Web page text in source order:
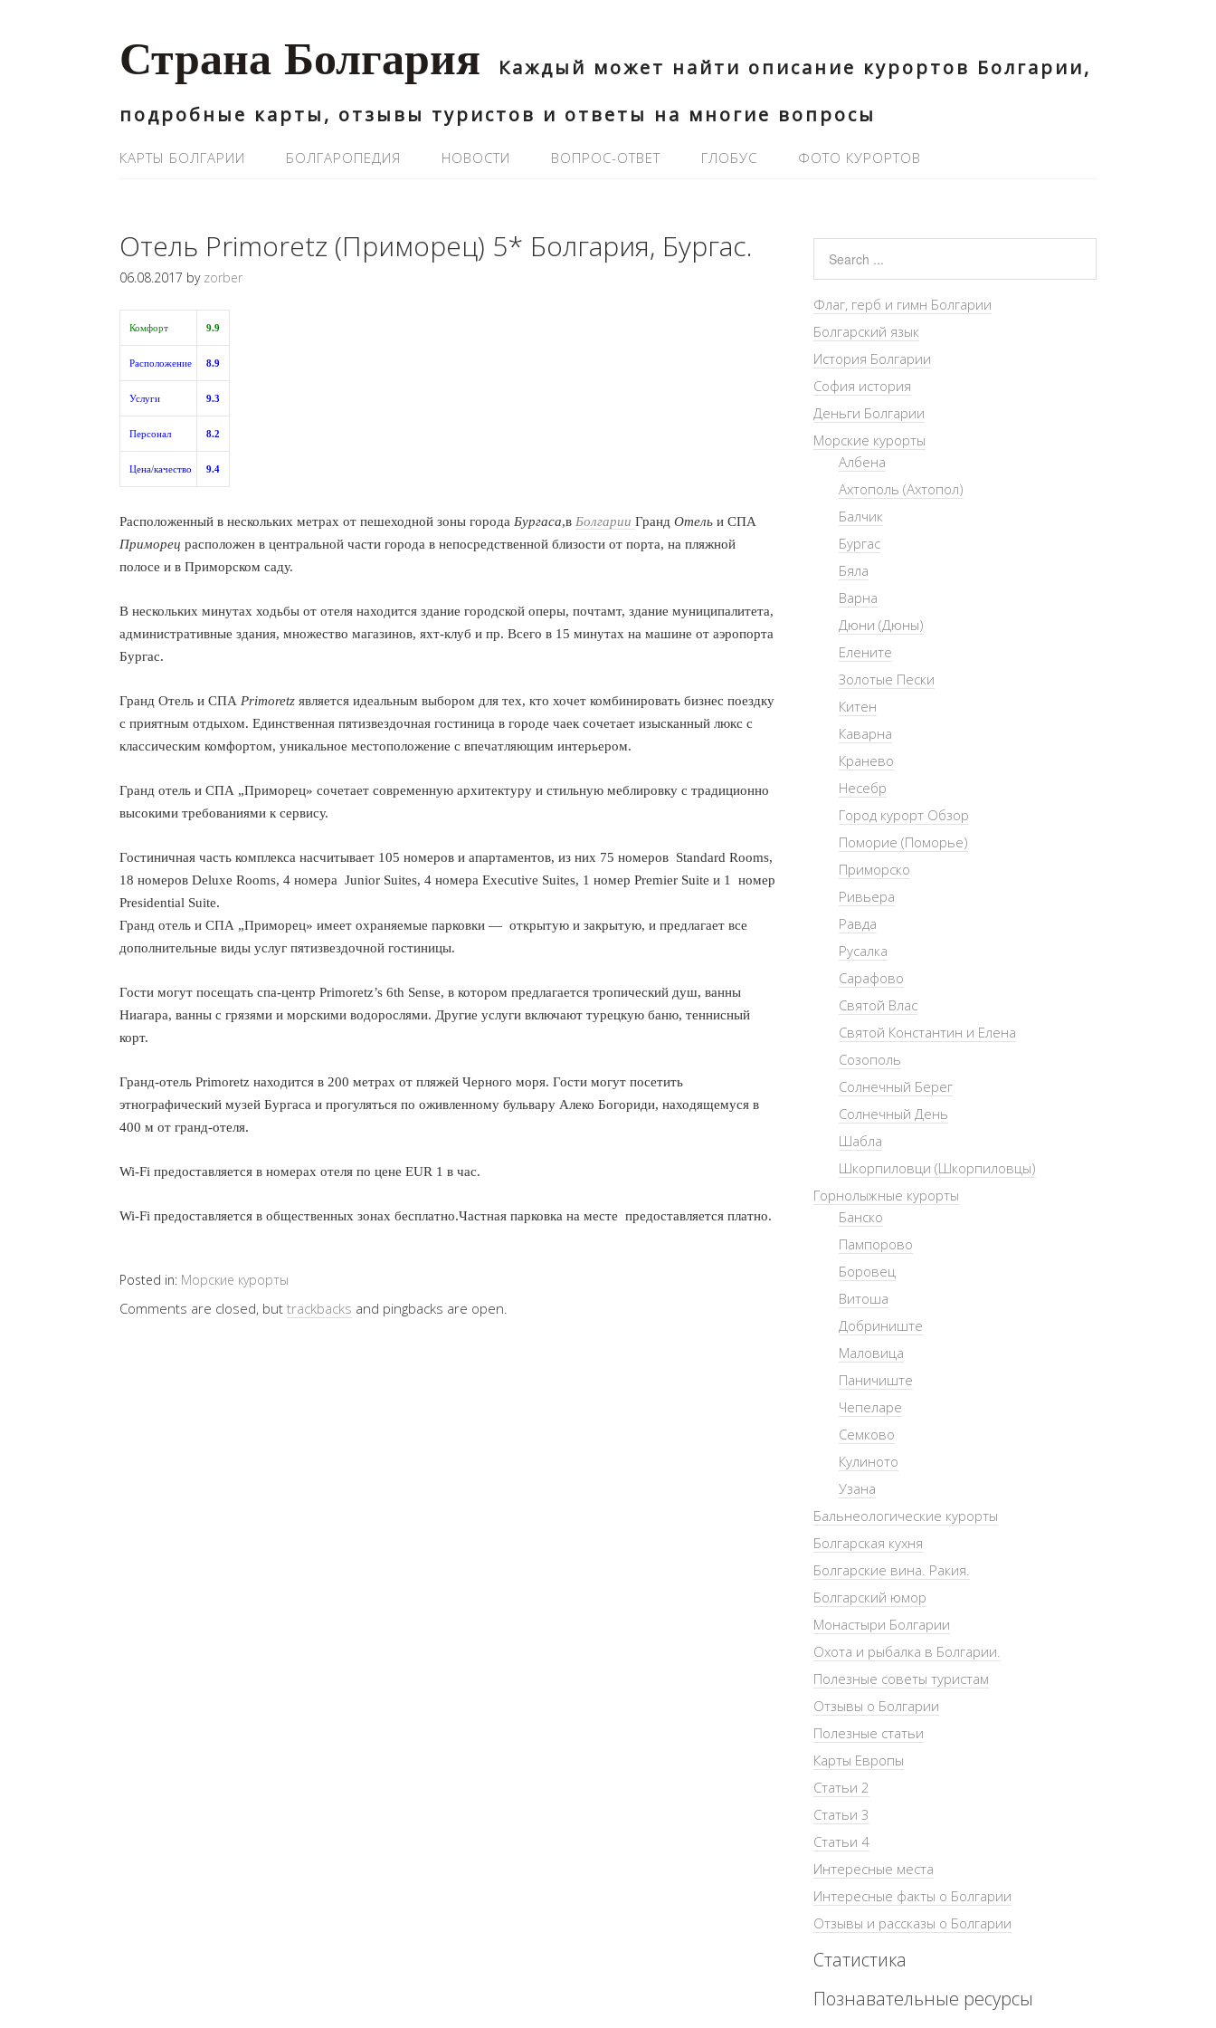
Страна Болгария
Каждый может найти описание курортов Болгарии,
подробные карты, отзывы туристов и ответы на многие вопросы
КАРТЫ БОЛГАРИИ БОЛГАРОПЕДИЯ НОВОСТИ ВОПРОС-ОТВЕТ ГЛОБУС ФОТО КУРОРТОВ
Отель Primoretz (Приморец) 5* Болгария, Бургас.
06.08.2017 by zorber
Комфорт 9.9
Расположение 8.9
Услуги 9.3
Персонал 8.2
Цена/качество 9.4
Расположенный в нескольких метрах от пешеходной зоны города Бургаса,в Болгарии Гранд Отель и СПА
Приморец расположен в центральной части города в непосредственной близости от порта, на пляжной
полосе и в Приморском саду.
В нескольких минутах ходьбы от отеля находится здание городской оперы, почтамт, здание муниципалитета,
административные здания, множество магазинов, яхт-клуб и пр. Всего в 15 минутах на машине от аэропорта
Бургас.
Гранд Отель и СПА Primoretz является идеальным выбором для тех, кто хочет комбинировать бизнес поездку
с приятным отдыхом. Единственная пятизвездочная гостиница в городе чаек сочетает изысканный люкс с
классическим комфортом, уникальное местоположение с впечатляющим интерьером.
Гранд отель и СПА „Приморец» сочетает современную архитектуру и стильную меблировку с традиционно
высокими требованиями к сервису.
Гостиничная часть комплекса насчитывает 105 номеров и апартаментов, из них 75 номеров Standard Rooms,
18 номеров Deluxe Rooms, 4 номера Junior Suites, 4 номера Executive Suites, 1 номер Premier Suite и 1 номер
Presidential Suite.
Гранд отель и СПА „Приморец» имеет охраняемые парковки — открытую и закрытую, и предлагает все
дополнительные виды услуг пятизвездочной гостиницы.
Гости могут посещать спа-центр Primoretz’s 6th Sense, в котором предлагается тропический душ, ванны
Ниагара, ванны с грязями и морскими водорослями. Другие услуги включают турецкую баню, теннисный
корт.
Гранд-отель Primoretz находится в 200 метрах от пляжей Черного моря. Гости могут посетить
этнографический музей Бургаса и прогуляться по оживленному бульвару Алеко Богориди, находящемуся в
400 м от гранд-отеля.
Wi-Fi предоставляется в номерах отеля по цене EUR 1 в час.
Wi-Fi предоставляется в общественных зонах бесплатно.Частная парковка на месте предоставляется платно.
Posted in: Морские курорты
Comments are closed, but trackbacks and pingbacks are open.
Флаг, герб и гимн Болгарии
Болгарский язык
История Болгарии
София история
Деньги Болгарии
Морские курорты
Албена
Ахтополь (Ахтопол)
Балчик
Бургас
Бяла
Варна
Дюни (Дюны)
Елените
Золотые Пески
Китен
Каварна
Кранево
Несебр
Город курорт Обзор
Поморие (Поморье)
Приморско
Ривьера
Равда
Русалка
Сарафово
Святой Влас
Святой Константин и Елена
Созополь
Солнечный Берег
Солнечный День
Шабла
Шкорпиловци (Шкорпиловцы)
Горнолыжные курорты
Банско
Пампорово
Боровец
Витоша
Добриниште
Маловица
Паничиште
Чепеларе
Семково
Кулиното
Узана
Бальнеологические курорты
Болгарская кухня
Болгарские вина. Ракия.
Болгарский юмор
Монастыри Болгарии
Охота и рыбалка в Болгарии.
Полезные советы туристам
Отзывы о Болгарии
Полезные статьи
Карты Европы
Статьи 2
Статьи 3
Статьи 4
Интересные места
Интересные факты о Болгарии
Отзывы и рассказы о Болгарии
Статистика
Познавательные ресурсы